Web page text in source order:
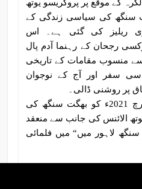
114ویں سالگرہ کے موقع پر پروگریسو یوتھ
سنگھ کی سیاسی زندگی کے
ریلیز کی گئی ہے۔ اس
رجحان کے رہنما آدم پال
منسوب مقامات کے تاریخی
سفر اور آج کے نوجوان
پر روشنی ڈالی۔
نوٹ: یہ ڈاکومینٹری 23 مارچ 2021ء کو بھگت سنگھ کی
الائنس کی جانب سے منعقد
لاہور میں“ میں فلمائی